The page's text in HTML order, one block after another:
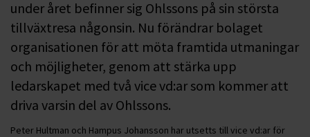
under året befinner sig Ohlssons på sin största
tillväxtresa någonsin. Nu förändrar bolaget
organisationen för att möta framtida utmaningar
och möjligheter, genom att stärka upp
ledarskapet med två vice vd:ar som kommer att
driva varsin del av Ohlssons.
Peter Hultman och Hampus Johansson har utsetts till vice vd:ar för